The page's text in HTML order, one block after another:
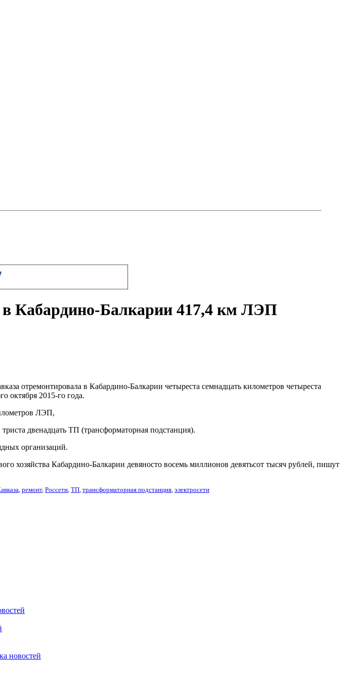
Кабардино-Балкарии 417,4 км ЛЭП
отремонтировала в Кабардино-Балкарии четыреста семнадцать километров четыреста
октября 2015-го года.
ЛЭП,
двенадцать ТП (трансформаторная подстанция).
организаций.
хозяйства Кабардино-Балкарии девяносто восемь миллионов девятьсот тысяч рублей, пишут
, ремонт, Россети, ТП, трансформаторная подстанция, электросети
новостей